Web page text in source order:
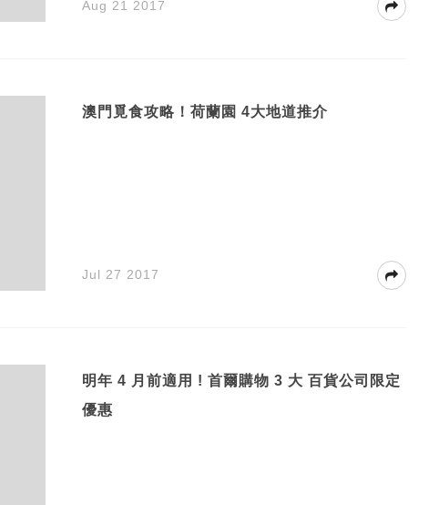
Aug 21 2017
澳門覓食攻略！荷蘭園 4大地道推介
Jul 27 2017
明年 4 月前適用 ! 首爾購物 3 大 百貨公司限定
優惠